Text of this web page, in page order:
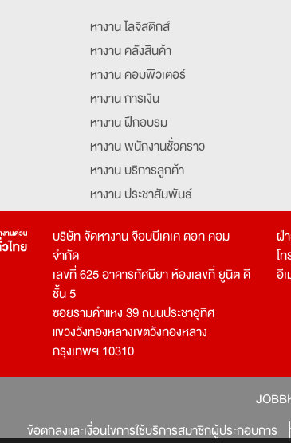
ามปลอดภัย
หางาน โลจิสติกส์
หางาน คลังสินค้า
หางาน คอมพิวเตอร์
หางาน การเงิน
หางาน ฝึกอบรม
หางาน พนักงานชั่วคราว
หางาน บริการลูกค้า
หางาน ประชาสัมพันธ์
หางาน รับโทรศัพท์
หางาน ประสานงาน
หางาน จองตั๋ว
หางาน กุ๊ก
หางาน นักศึกษาฝึกงาน
หางาน Mobile Application
Developer
บริการสรรหาพนักงาน
บริษัท จัดหางาน จ๊อบบีเคเค ดอท คอม
จำกัด
เลขที่ 625 อาคารทัศนียา ห้องเลขที่ ยูนิต ดี
ชั้น 5
ซอยรามคำแหง 39 ถนนประชาอุทิศ
แขวงวังทองหลางเขตวังทองหลาง
กรุงเทพฯ 10310
ฝ่
โ
อี
ข้อตกลงและเงื่อนไขการใช้บริการสมาชิกผู้ประกอบการ